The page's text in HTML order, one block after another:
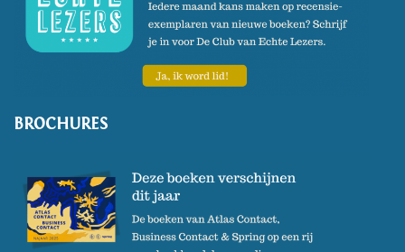
BROCHURES